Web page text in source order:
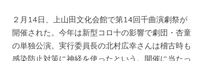
２月14日、上山田文化会館で第14回千曲演劇祭が
開催された。今年は新型コロ十の影響で劇団・杏童
の単独公演。実行委員長の北村広幸さんは稽古時も
感染防止対策に神経を使ったという。開催に当たっ